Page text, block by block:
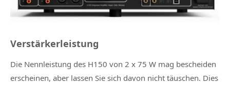
Verstärkerleistung
Die Nennleistung des H150 von 2 x 75 W mag bescheiden
erscheinen, aber lassen Sie sich davon nicht täuschen. Dies